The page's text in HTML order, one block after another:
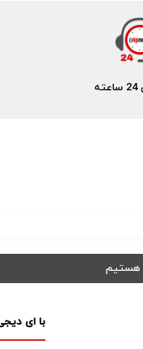
با ای